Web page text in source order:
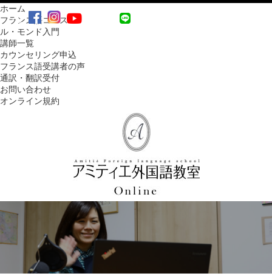
ホーム
フランス語コース
ル・モンド入門
講師一覧
カウンセリング申込
フランス語受講者の声
通訳・翻訳受付
お問い合わせ
オンライン規約